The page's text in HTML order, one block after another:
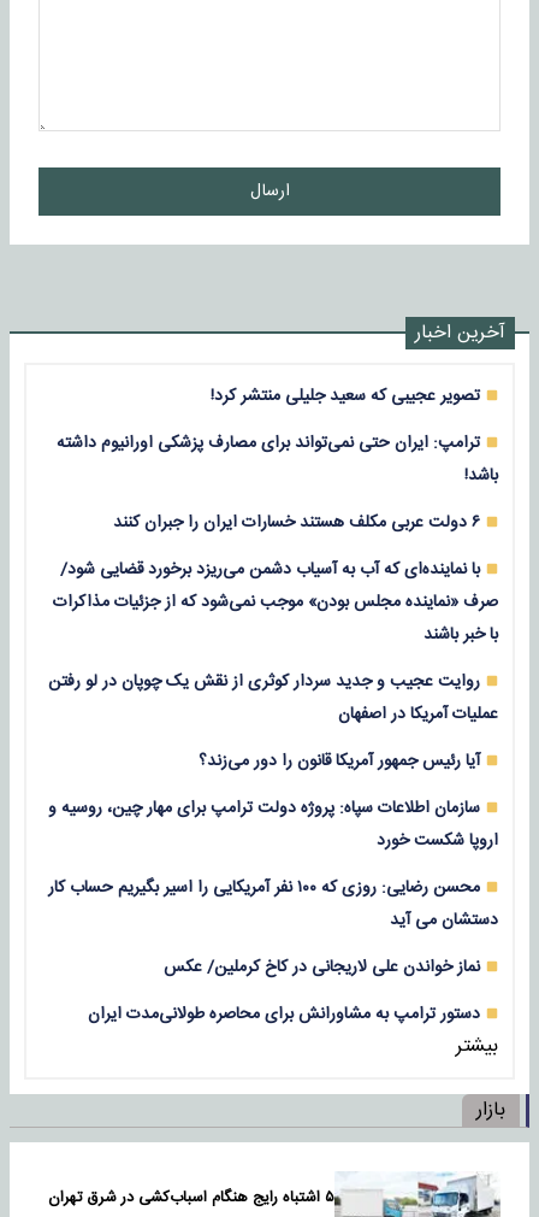
ارسال
آخرین اخبار
تصویر عجیبی که سعید جلیلی منتشر کرد!
ترامپ: ایران حتی نمی‌تواند برای مصارف پزشکی اورانیوم داشته
باشد!
۶ دولت عربی مکلف هستند خسارات ایران را جبران کنند
با نماینده‌ای که آب به آسیاب دشمن می‌ریزد برخورد قضایی شود/
صرف «نماینده مجلس بودن» موجب نمی‌شود که از جزئیات مذاکرات
با خبر باشند
روایت عجیب و جدید سردار کوثری از نقش یک چوپان در لو رفتن
عملیات آمریکا در اصفهان
آیا رئیس جمهور آمریکا قانون را دور می‌زند؟
سازمان اطلاعات سپاه: پروژه دولت ترامپ برای مهار چین، روسیه و
اروپا شکست خورد
محسن رضایی: روزی که ۱۰۰ نفر آمریکایی را اسیر بگیریم حساب کار
دستشان می آید
نماز خواندن علی لاریجانی در کاخ کرملین/ عکس
دستور ترامپ به مشاورانش برای محاصره طولانی‌مدت ایران
بیشتر
بازار
۵ اشتباه رایج هنگام اسباب‌کشی در شرق تهران